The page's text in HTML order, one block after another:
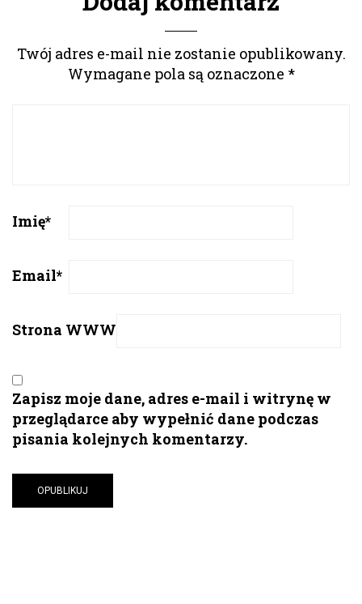
Twój adres e-mail nie zostanie opublikowany.
Wymagane pola są oznaczone *
Imię*
Email*
Strona WWW
Zapisz moje dane, adres e-mail i witrynę w
przeglądarce aby wypełnić dane podczas
pisania kolejnych komentarzy.